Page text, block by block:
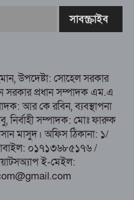
সাহসী ও মানবিক ইউএনও
হৃদয়ে অনন্য এক নাম
কাশপিয়া তাসরিন: একাই
প্রশংসায় মুখর এলাকাবাসী
শ্রমিক ইউনিয়নের নির্বাচন
উপদেষ্টা: সোহেল সরকার
প্রধান সম্পাদক এম.এ
আর কে রবিন, ব্যবস্থাপনা
নির্বাহী সম্পাদক: মোঃ ফারুক
মাসুদ। অফিস ঠিকানা: ১/
০১৭১৩৬৮৫১৭৬ /
ই-মেইল: